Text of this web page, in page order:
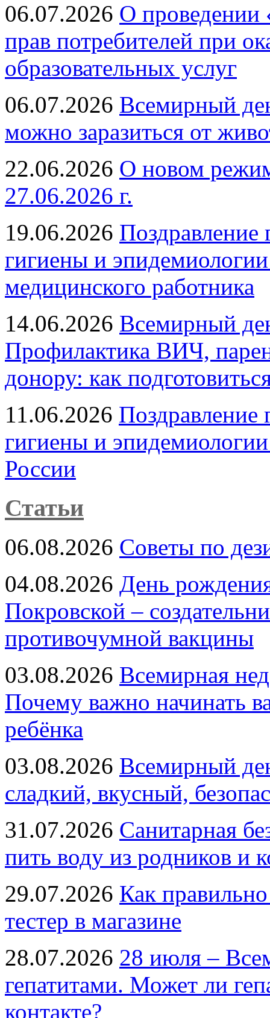
06.07.2026 О проведении
прав потребителей при
образовательных услуг
06.07.2026 Всемирный
можно заразиться от
22.06.2026 О новом
27.06.2026 г.
19.06.2026 Поздравление
гигиены и
медицинского работника
14.06.2026 Всемирный
Профилактика ВИЧ,
донору: как
11.06.2026 Поздравление
гигиены и
России
Статьи
06.08.2026 Советы по
04.08.2026 День
Покровской –
противочумной вакцины
03.08.2026 Всемирная
Почему важно начинать
ребёнка
03.08.2026 Всемирный
сладкий, вкусный,
31.07.2026 Санитарная
пить воду из родников и
29.07.2026 Как
тестер в магазине
28.07.2026 28 июля –
гепатитами. Может ли
контакте?